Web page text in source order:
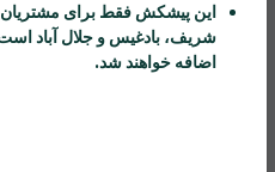
مهارت Reading 5
این پیشکش فقط برای مشتریان
شریف، بادغیس و جلال آباد است
اضافه خواهند شد.